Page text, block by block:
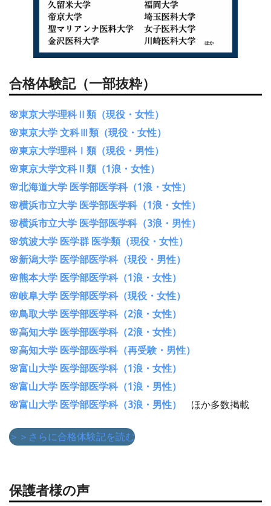
合格体験記（一部抜粋）
🌸東京大学理科Ⅱ類（現役・女性）
🌸東京大学 文科Ⅲ類（現役・女性）
🌸東京大学理科Ⅰ類（現役・男性）
🌸東京大学文科Ⅱ類（1浪・女性）
🌸北海道大学 医学部医学科（1浪・女性）
🌸横浜市立大学 医学部医学科（1浪・女性）
🌸横浜市立大学 医学部医学科（3浪・男性）
🌸筑波大学 医学群 医学類（現役・女性）
🌸新潟大学 医学部医学科（現役・男性）
🌸熊本大学 医学部医学科（1浪・女性）
🌸岐阜大学 医学部医学科（現役・女性）
🌸鳥取大学 医学部医学科（2浪・女性）
🌸高知大学 医学部医学科（2浪・女性）
🌸高知大学 医学部医学科（再受験・男性）
🌸富山大学 医学部医学科（1浪・女性）
🌸富山大学 医学部医学科（1浪・男性）
🌸富山大学 医学部医学科（3浪・男性）
ほか多数掲載
＞＞さらに合格体験記を読む
保護者様の声